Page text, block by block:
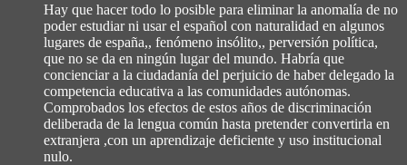
Hay que hacer todo lo posible para eliminar la anomalía de no
poder estudiar ni usar el español con naturalidad en algunos
lugares de españa,, fenómeno insólito,, perversión política,
que no se da en ningún lugar del mundo. Habría que
concienciar a la ciudadanía del perjuicio de haber delegado la
competencia educativa a las comunidades autónomas.
Comprobados los efectos de estos años de discriminación
deliberada de la lengua común hasta pretender convertirla en
extranjera ,con un aprendizaje deficiente y uso institucional
nulo.